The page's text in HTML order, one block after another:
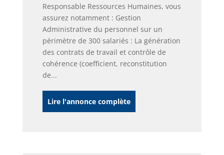
Responsable Ressources Humaines, vous
assurez notamment : Gestion
Administrative du personnel sur un
périmètre de 300 salariés : La génération
des contrats de travail et contrôle de
cohérence (coefficient, reconstitution
de...
Lire l'annonce complète